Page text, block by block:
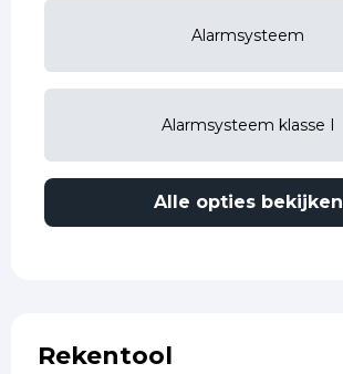
Alarmsysteem
Alarmsysteem klasse I
Alle opties bekijken
Rekentool